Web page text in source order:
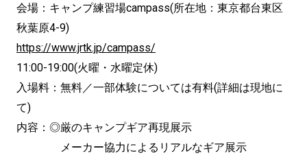
会場：キャンプ練習場campass(所在地：東京都台東区
秋葉原4-9)
https://www.jrtk.jp/campass/
11:00-19:00(火曜・水曜定休)
入場料：無料／一部体験については有料(詳細は現地に
て)
内容：◎厳のキャンプギア再現展示
メーカー協力によるリアルなギア展示